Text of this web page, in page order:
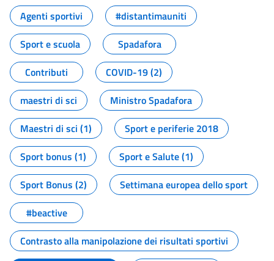
Agenti sportivi
#distantimauniti
Sport e scuola
Spadafora
Contributi
COVID-19 (2)
maestri di sci
Ministro Spadafora
Maestri di sci (1)
Sport e periferie 2018
Sport bonus (1)
Sport e Salute (1)
Sport Bonus (2)
Settimana europea dello sport
#beactive
Contrasto alla manipolazione dei risultati sportivi